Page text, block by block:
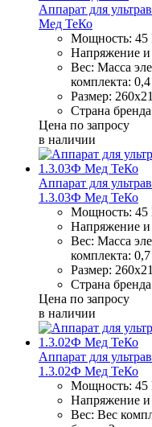
Аппарат для
Мед ТеКо
Мощность:
Напряжение и
Вес: Масса
комплекта:
Размер:
Страна
Цена по запросу
в наличии
Аппарат для
1.3.03Ф Мед ТеКо
Мощность:
Напряжение и
Вес: Масса
комплекта:
Размер:
Страна
Цена по запросу
в наличии
Аппарат для
1.3.02Ф Мед ТеКо
Мощность:
Напряжение и
Вес: Вес